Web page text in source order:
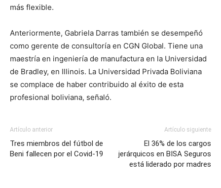
más flexible.
Anteriormente, Gabriela Darras también se desempeñó
como gerente de consultoría en CGN Global. Tiene una
maestría en ingeniería de manufactura en la Universidad
de Bradley, en Illinois. La Universidad Privada Boliviana
se complace de haber contribuido al éxito de esta
profesional boliviana, señaló.
Artículo anterior
Tres miembros del fútbol de
Beni fallecen por el Covid-19
Artículo siguiente
El 36% de los cargos
jerárquicos en BISA Seguros
está liderado por madres